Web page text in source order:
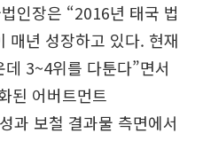
인장은 “2016년 태국 법
매년 성장하고 있다. 현재
3~4위를 다툰다”면서
된 어버트먼트
보철 결과물 측면에서